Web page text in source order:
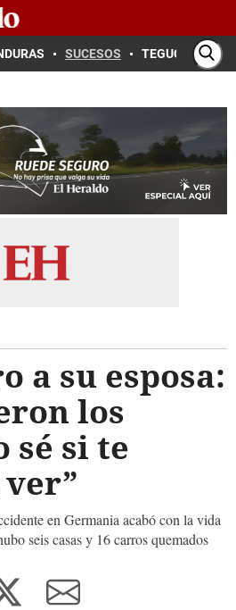
SUCESOS TEGUCIGALPA
a su esposa:
los
sé si te
en Germania acabó con la vida
seis casas y 16 carros quemados